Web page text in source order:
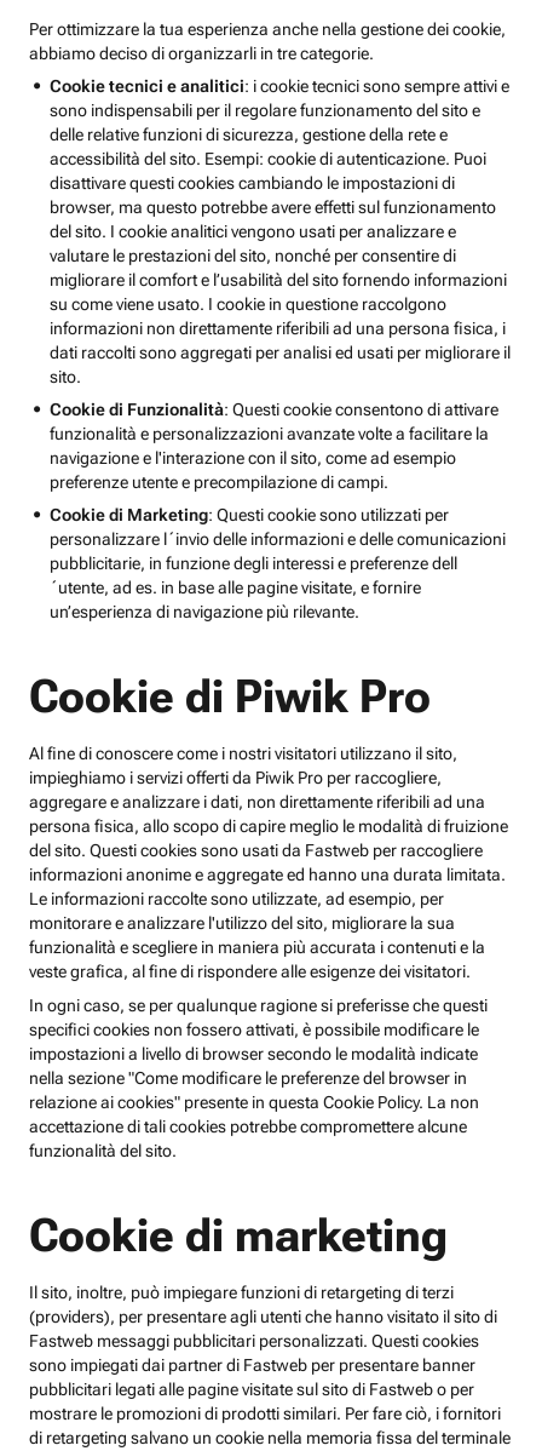
Per ottimizzare la tua esperienza anche nella gestione dei cookie,
abbiamo deciso di organizzarli in tre categorie.
Cookie tecnici e analitici: i cookie tecnici sono sempre attivi e
sono indispensabili per il regolare funzionamento del sito e
delle relative funzioni di sicurezza, gestione della rete e
accessibilità del sito. Esempi: cookie di autenticazione. Puoi
disattivare questi cookies cambiando le impostazioni di
browser, ma questo potrebbe avere effetti sul funzionamento
del sito. I cookie analitici vengono usati per analizzare e
valutare le prestazioni del sito, nonché per consentire di
migliorare il comfort e l’usabilità del sito fornendo informazioni
su come viene usato. I cookie in questione raccolgono
informazioni non direttamente riferibili ad una persona fisica, i
dati raccolti sono aggregati per analisi ed usati per migliorare il
sito.
Cookie di Funzionalità: Questi cookie consentono di attivare
funzionalità e personalizzazioni avanzate volte a facilitare la
navigazione e l'interazione con il sito, come ad esempio
preferenze utente e precompilazione di campi.
Cookie di Marketing: Questi cookie sono utilizzati per
personalizzare l´invio delle informazioni e delle comunicazioni
pubblicitarie, in funzione degli interessi e preferenze dell
´utente, ad es. in base alle pagine visitate, e fornire
un’esperienza di navigazione più rilevante.
Cookie di Piwik Pro
Al fine di conoscere come i nostri visitatori utilizzano il sito,
impieghiamo i servizi offerti da Piwik Pro per raccogliere,
aggregare e analizzare i dati, non direttamente riferibili ad una
persona fisica, allo scopo di capire meglio le modalità di fruizione
del sito. Questi cookies sono usati da Fastweb per raccogliere
informazioni anonime e aggregate ed hanno una durata limitata.
Le informazioni raccolte sono utilizzate, ad esempio, per
monitorare e analizzare l'utilizzo del sito, migliorare la sua
funzionalità e scegliere in maniera più accurata i contenuti e la
veste grafica, al fine di rispondere alle esigenze dei visitatori.
In ogni caso, se per qualunque ragione si preferisse che questi
specifici cookies non fossero attivati, è possibile modificare le
impostazioni a livello di browser secondo le modalità indicate
nella sezione "Come modificare le preferenze del browser in
relazione ai cookies" presente in questa Cookie Policy. La non
accettazione di tali cookies potrebbe compromettere alcune
funzionalità del sito.
Cookie di marketing
Il sito, inoltre, può impiegare funzioni di retargeting di terzi
(providers), per presentare agli utenti che hanno visitato il sito di
Fastweb messaggi pubblicitari personalizzati. Questi cookies
sono impiegati dai partner di Fastweb per presentare banner
pubblicitari legati alle pagine visitate sul sito di Fastweb o per
mostrare le promozioni di prodotti similari. Per fare ciò, i fornitori
di retargeting salvano un cookie nella memoria fissa del terminale